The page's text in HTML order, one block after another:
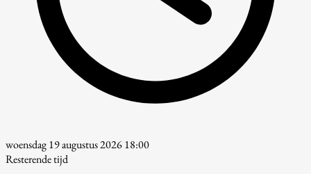
woensdag 19 augustus 2026 18:00
Resterende tijd